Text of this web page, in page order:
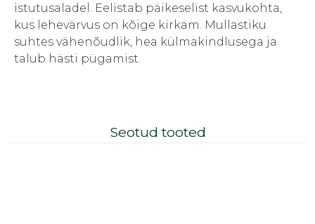
istutusaladel. Eelistab päikeselist kasvukohta,
kus lehevärvus on kõige kirkam. Mullastiku
suhtes vähenõudlik, hea külmakindlusega ja
talub hästi pügamist.
Seotud tooted